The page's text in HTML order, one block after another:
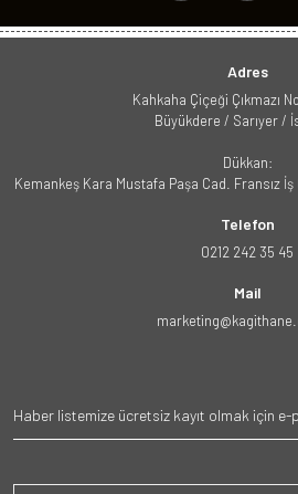
Adres
Kahkaha Çiçeği Çıkmazı
Büyükdere / Sarıyer /
Dükkan:
Kemankeş Kara Mustafa Paşa Cad. Fransız
Telefon
0212 242 35 45
Mail